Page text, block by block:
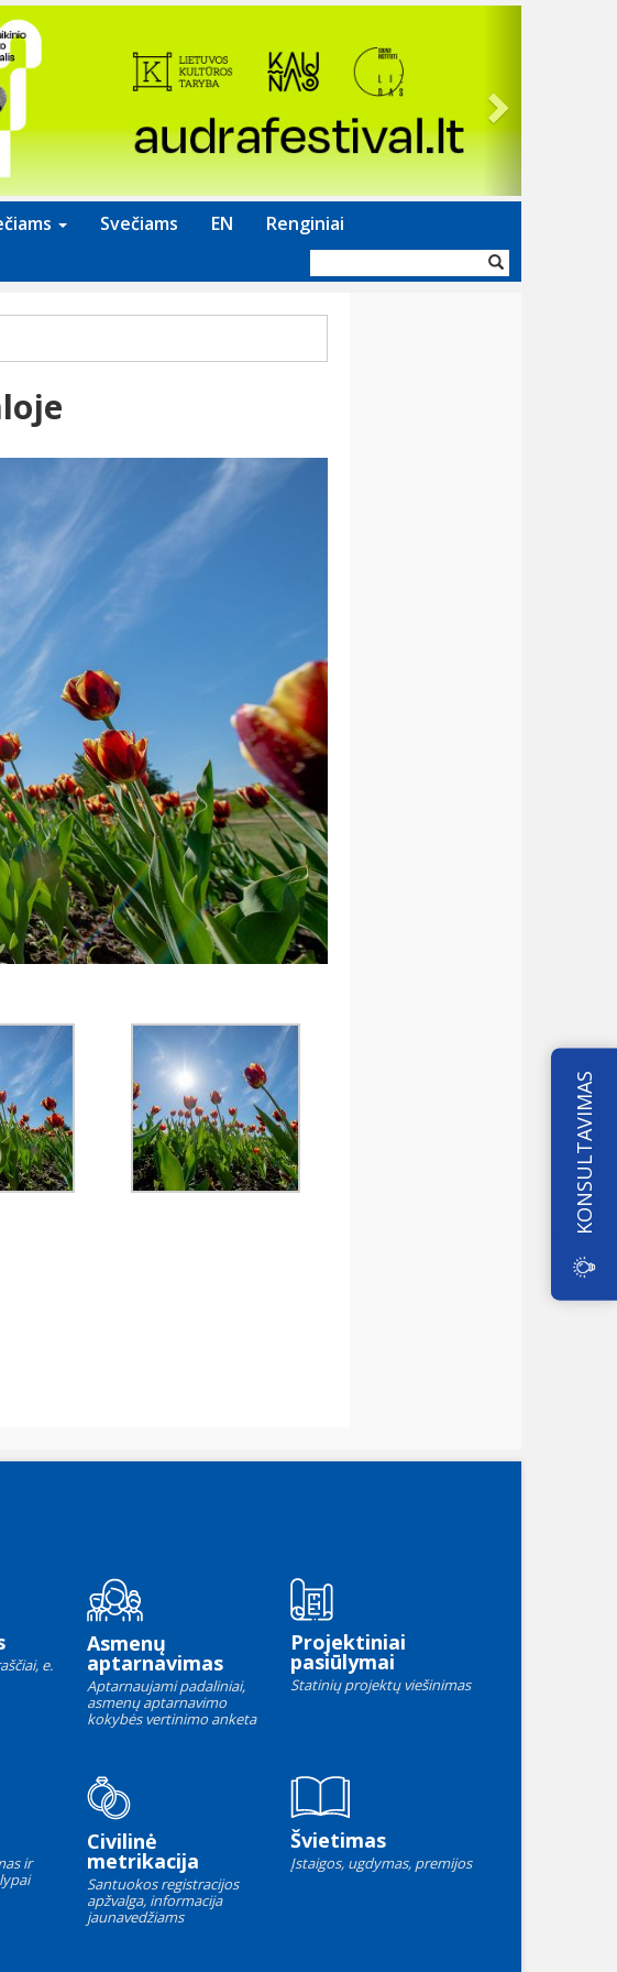
Svečiams EN Renginiai
forma
e.
Asmenų
aptarnavimas
Aptarnaujami padaliniai,
asmenų aptarnavimo
kokybės vertinimo anketa
Projektiniai
pasiūlymai
Statinių projektų viešinimas
ir
Civilinė
metrikacija
Santuokos registracijos
apžvalga, informacija
jaunavedžiams
Švietimas
Įstaigos, ugdymas, premijos
KONSULTAVIMAS